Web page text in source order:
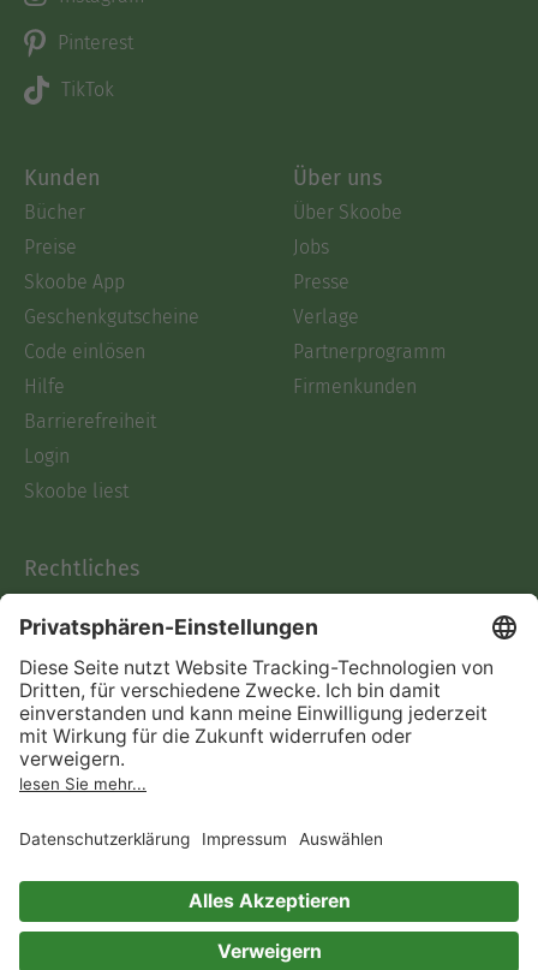
Pinterest
TikTok
Kunden
Bücher
Preise
Skoobe App
Geschenkgutscheine
Code einlösen
Hilfe
Barrierefreiheit
Login
Skoobe liest
Über uns
Über Skoobe
Jobs
Presse
Verlage
Partnerprogramm
Firmenkunden
Rechtliches
AGB
Informationen nach Data
Act
Verträge hier kündigen
Impressum
Immer ein gutes Buch